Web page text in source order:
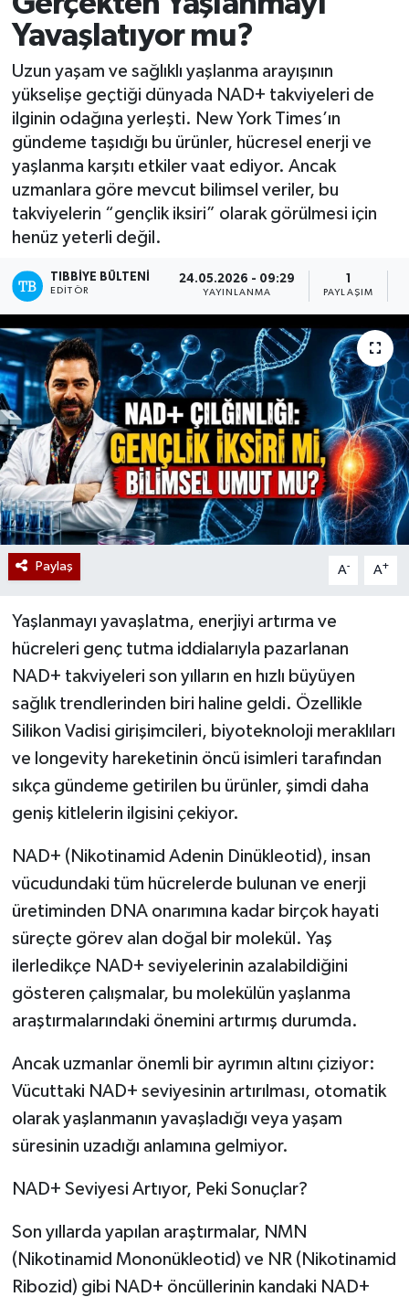
Yavaşlatıyor mu?
Uzun yaşam ve sağlıklı yaşlanma arayışının
yükselişe geçtiği dünyada NAD+ takviyeleri de
ilginin odağına yerleşti. New York Times’ın
gündeme taşıdığı bu ürünler, hücresel enerji ve
yaşlanma karşıtı etkiler vaat ediyor. Ancak
uzmanlara göre mevcut bilimsel veriler, bu
takviyelerin “gençlik iksiri” olarak görülmesi için
henüz yeterli değil.
TIBBIYE BÜLTENI
EDITÖR
24.05.2026 - 09:29
YAYINLANMA PAYLAŞIM
Paylaş A- A+
Yaşlanmayı yavaşlatma, enerjiyi artırma ve
hücreleri genç tutma iddialarıyla pazarlanan
NAD+ takviyeleri son yılların en hızlı büyüyen
sağlık trendlerinden biri haline geldi. Özellikle
Silikon Vadisi girişimcileri, biyoteknoloji meraklıları
ve longevity hareketinin öncü isimleri tarafından
sıkça gündeme getirilen bu ürünler, şimdi daha
geniş kitlelerin ilgisini çekiyor.
NAD+ (Nikotinamid Adenin Dinükleotid), insan
vücudundaki tüm hücrelerde bulunan ve enerji
üretiminden DNA onarımına kadar birçok hayati
süreçte görev alan doğal bir molekül. Yaş
ilerledikçe NAD+ seviyelerinin azalabildiğini
gösteren çalışmalar, bu molekülün yaşlanma
araştırmalarındaki önemini artırmış durumda.
Ancak uzmanlar önemli bir ayrımın altını çiziyor:
Vücuttaki NAD+ seviyesinin artırılması, otomatik
olarak yaşlanmanın yavaşladığı veya yaşam
süresinin uzadığı anlamına gelmiyor.
NAD+ Seviyesi Artıyor, Peki Sonuçlar?
Son yıllarda yapılan araştırmalar, NMN
(Nikotinamid Mononükleotid) ve NR (Nikotinamid
Ribozid) gibi NAD+ öncüllerinin kandaki NAD+
Yazarlar